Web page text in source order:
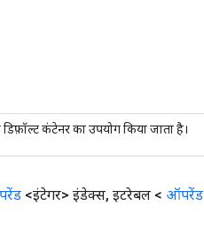
कंटेनर का उपयोग किया जाता है।
<इंटेगर> इंडेक्स, इटरेबल < ऑपरेंड